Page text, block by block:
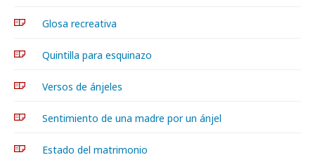
Glosa recreativa
Quintilla para esquinazo
Versos de ánjeles
Sentimiento de una madre por un ánjel
Estado del matrimonio